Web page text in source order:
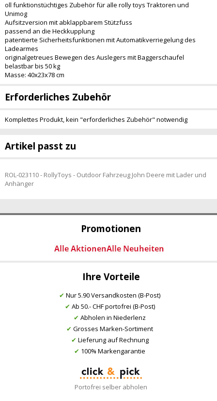
Promotionen
Ihre Vorteile
✔ Nur 5.90 Versandkosten (B-Post)
✔ Ab 50.- CHF portofrei (B-Post)
✔ Abholen in Niederlenz
✔ Grosses Marken-Sortiment
✔ Lieferung auf Rechnung
✔ 100% Markengarantie
Portofrei selber abholen
oll funktionstüchtiges Zubehör für alle rolly toys Traktoren und
Unimog
Aufsitzversion mit abklappbarem Stützfuss
passend an die Heckkupplung
patentierte Sicherheitsfunktionen mit Automatikverriegelung des
Ladearmes
originalgetreues Bewegen des Auslegers mit Baggerschaufel
belastbar bis 50 kg
Masse: 40x23x78 cm
Erforderliches Zubehör
Komplettes Produkt, kein "erforderliches Zubehör" notwendig
Artikel passt zu
ROL-023110 - RollyToys - Outdoor Fahrzeug John Deere mit Lader und
Anhänger